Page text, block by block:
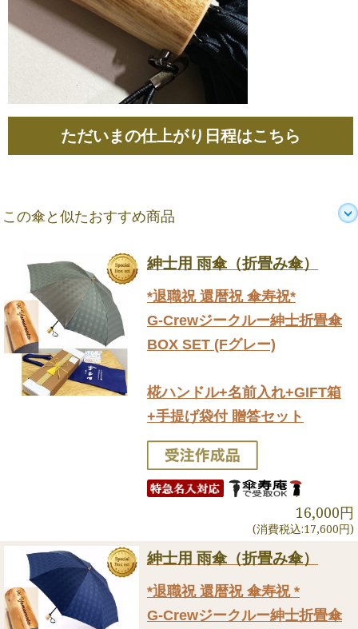
ただいまの仕上がり日程はこちら
この傘と似たおすすめ商品
紳士用 雨傘（折畳み傘）
*退職祝 還暦祝 傘寿祝*
G-Crewジークルー紳士折畳傘
BOX SET (Fグレー)
椛ハンドル+名前入れ+GIFT箱
+手提げ袋付 贈答セット
16,000円
(消費税込:17,600円)
紳士用 雨傘（折畳み傘）
*退職祝 還暦祝 傘寿祝 *
G-Crewジークルー紳士折畳傘